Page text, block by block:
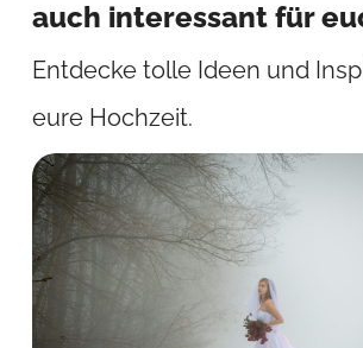
auch interessant für
Entdecke tolle Ideen und
eure Hochzeit.